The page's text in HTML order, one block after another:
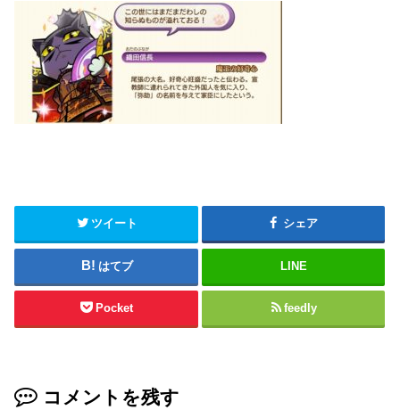
ツイート シェア
はてブ LINE
Pocket feedly
コメントを残す